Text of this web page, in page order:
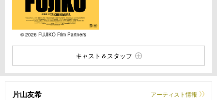
© 2026 FUJIKO Film Partners
キャスト＆スタッフ
片山友希 アーティスト情報